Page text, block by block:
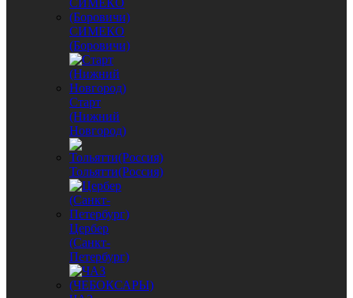
СИМЕКО
(Боровичи)
Старт
(Нижний
Новгород)
Тольятти(Россия)
Цербер
(Санкт-
Петербург)